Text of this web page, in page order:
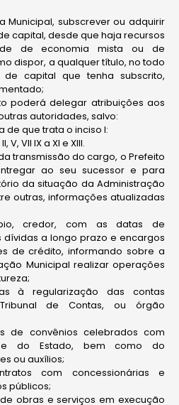
Municipal, subscrever ou adquirir
capital, desde que haja recursos
de economia mista ou de
dispor, a qualquer título, no todo
capital que tenha subscrito,
poderá delegar atribuições aos
autoridades, salvo:
de que trata o inciso I:
VII IX a XI e XIII.
transmissão do cargo, o Prefeito
ao seu sucessor e para
da situação da Administração
outras, informações atualizadas
credor, com as datas de
dívidas a longo prazo e encargos
de crédito, informando sobre a
Municipal realizar operações
à regularização das contas
de Contas, ou órgão
de convênios celebrados com
e do Estado, bem como do
ou auxílios;
com concessionárias e
públicos;
obras e serviços em execução